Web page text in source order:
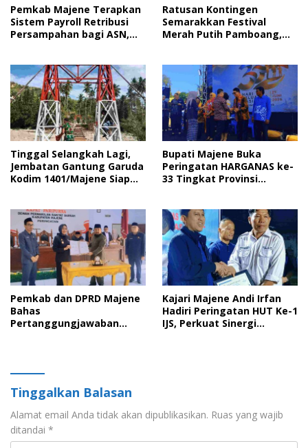
Pemkab Majene Terapkan
Sistem Payroll Retribusi
Persampahan bagi ASN,
Ratusan Kontingen
Semarakkan Festival
Merah Putih Pamboang,
Tanah Air
Tinggal Selangkah Lagi,
Jembatan Gantung Garuda
Kodim 1401/Majene Siap
Bupati Majene Buka
Peringatan HARGANAS ke-
33 Tingkat Provinsi
Keluarga
Pemkab dan DPRD Majene
Bahas
Pertanggungjawaban
Kajari Majene Andi Irfan
Hadiri Peringatan HUT Ke-1
IJS, Perkuat Sinergi
Tinggalkan Balasan
Alamat email Anda tidak akan dipublikasikan. Ruas yang wajib
ditandai *